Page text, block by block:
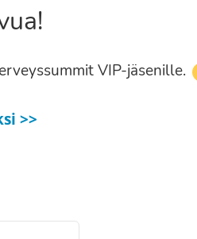
VIP-jäsenille.
>>